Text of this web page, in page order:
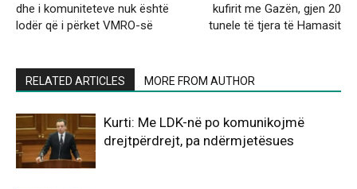
dhe i komuniteteve nuk është
lodër që i përket VMRO-së
kufirit me Gazën, gjen 20
tunele të tjera të Hamasit
RELATED ARTICLES MORE FROM AUTHOR
Kurti: Me LDK-në po komunikojmë
drejtpërdrejt, pa ndërmjetësues